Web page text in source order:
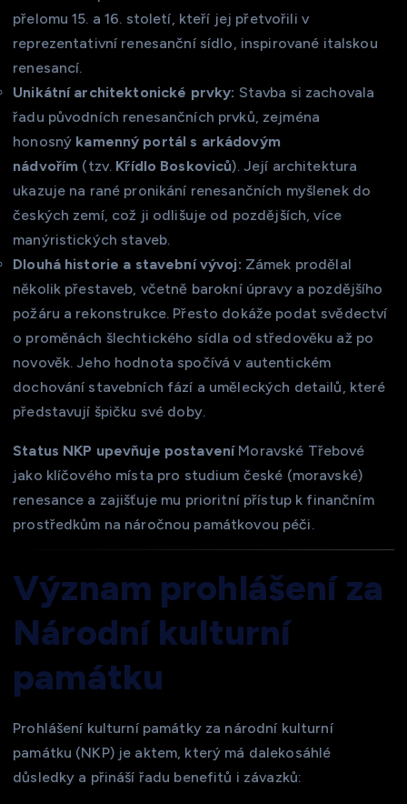
přelomu 15. a 16. století, kteří jej přetvořili v
reprezentativní renesanční sídlo, inspirované italskou
renesancí.
Unikátní architektonické prvky: Stavba si zachovala
řadu původních renesančních prvků, zejména
honosný kamenný portál s arkádovým
nádvořím (tzv. Křídlo Boskoviců). Její architektura
ukazuje na rané pronikání renesančních myšlenek do
českých zemí, což ji odlišuje od pozdějších, více
manýristických staveb.
Dlouhá historie a stavební vývoj: Zámek prodělal
několik přestaveb, včetně barokní úpravy a pozdějšího
požáru a rekonstrukce. Přesto dokáže podat svědectví
o proměnách šlechtického sídla od středověku až po
novověk. Jeho hodnota spočívá v autentickém
dochování stavebních fází a uměleckých detailů, které
představují špičku své doby.
Status NKP upevňuje postaveníMoravské Třebové
jako klíčového místa pro studium české (moravské)
renesance a zajišťuje mu prioritní přístup k finančním
prostředkům na náročnou památkovou péči.
Význam prohlášení za
Národní kulturní
památku
Prohlášení kulturní památky za národní kulturní
památku (NKP) je aktem, který má dalekosáhlé
důsledky a přináší řadu benefitů i závazků: